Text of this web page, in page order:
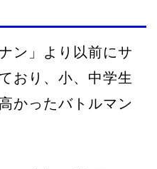
ン」より以前にサ
おり、小、中学生
かったバトルマン